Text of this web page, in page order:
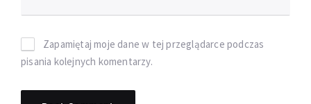
Zapamiętaj moje dane w tej przeglądarce podczas
pisania kolejnych komentarzy.